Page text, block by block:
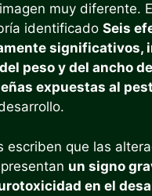
muy diferente.
identificado Seis
significativos,
peso y del ancho
expuestas al
escriben que las
un signo
en el